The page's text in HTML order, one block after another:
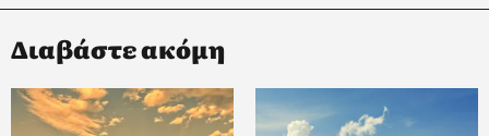
Διαβάστε ακόμη